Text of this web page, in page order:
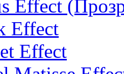
Effect
Effect
Effect